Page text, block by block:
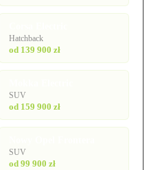
Hatchback
od 139 900 zł
SUV
od 159 900 zł
SUV
od 99 900 zł